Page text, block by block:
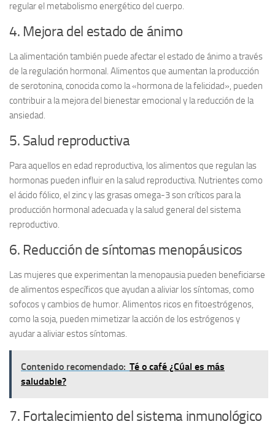
regular el metabolismo energético del cuerpo.
4. Mejora del estado de ánimo
La alimentación también puede afectar el estado de ánimo a través
de la regulación hormonal. Alimentos que aumentan la producción
de serotonina, conocida como la «hormona de la felicidad», pueden
contribuir a la mejora del bienestar emocional y la reducción de la
ansiedad.
5. Salud reproductiva
Para aquellos en edad reproductiva, los alimentos que regulan las
hormonas pueden influir en lasalud reproductiva. Nutrientes como
el ácido fólico, el zinc y las grasas omega-3 son críticos para la
producción hormonal adecuada y la salud general del sistema
reproductivo.
6. Reducción de síntomas menopáusicos
Las mujeres que experimentan la menopausia pueden beneficiarse
de alimentos específicos que ayudan aaliviar los síntomas, como
sofocos y cambios de humor. Alimentos ricos en fitoestrógenos,
como la soja, pueden mimetizar la acción de los estrógenos y
ayudar a aliviar estos síntomas.
Contenido recomendado: Té o café ¿Cúal es más
saludable?
7. Fortalecimiento del sistema inmunológico